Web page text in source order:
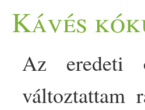
Kávés
Az eredeti
változtattam